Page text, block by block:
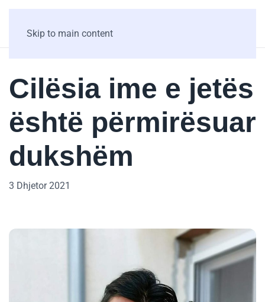
Skip to main content
Cilësia ime e jetës
është përmirësuar
dukshëm
3 Dhjetor 2021